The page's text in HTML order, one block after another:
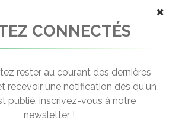
Renault Trucks pour tous les usages dès
×
CONNECTÉS
rester au courant des dernières
recevoir une notification dès qu'un
publié, inscrivez-vous à notre
newsletter !